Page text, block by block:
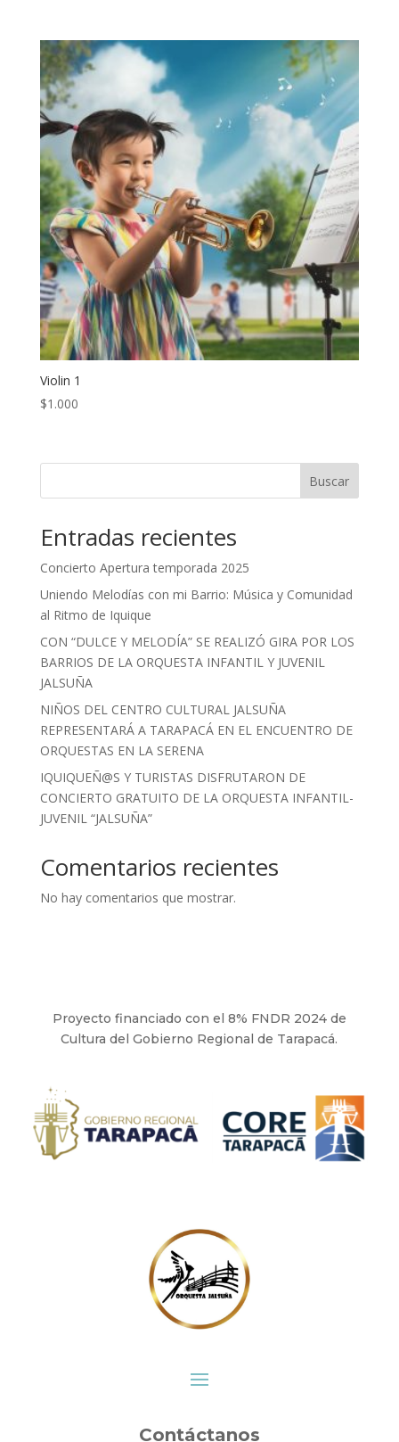
Violin 1
$1.000
Buscar
Entradas recientes
Concierto Apertura temporada 2025
Uniendo Melodías con mi Barrio: Música y Comunidad
al Ritmo de Iquique
CON “DULCE Y MELODÍA” SE REALIZÓ GIRA POR LOS
BARRIOS DE LA ORQUESTA INFANTIL Y JUVENIL
JALSUÑA
NIÑOS DEL CENTRO CULTURAL JALSUÑA
REPRESENTARÁ A TARAPACÁ EN EL ENCUENTRO DE
ORQUESTAS EN LA SERENA
IQUIQUEÑ@S Y TURISTAS DISFRUTARON DE
CONCIERTO GRATUITO DE LA ORQUESTA INFANTIL-
JUVENIL “JALSUÑA”
Comentarios recientes
No hay comentarios que mostrar.
Proyecto financiado con el 8% FNDR 2024 de
Cultura del Gobierno Regional de Tarapacá.
Contáctanos